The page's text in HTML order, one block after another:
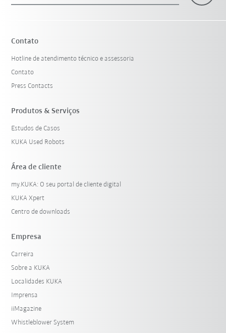
Contato
Hotline de atendimento técnico e assessoria
Contato
Press Contacts
Produtos & Serviços
Estudos de Casos
KUKA Used Robots
Área de cliente
my.KUKA: O seu portal de cliente digital
KUKA Xpert
Centro de downloads
Empresa
Carreira
Sobre a KUKA
Localidades KUKA
Imprensa
iiMagazine
Whistleblower System